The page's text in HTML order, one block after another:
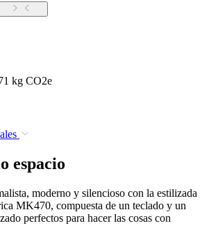
kg CO2e
espacio
moderno y silencioso con la estilizada
MK470, compuesta de un teclado y un
perfectos para hacer las cosas con